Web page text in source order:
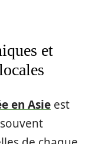
et
en Asie est